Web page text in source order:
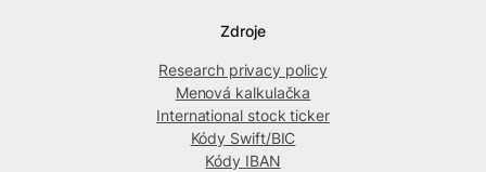
Zdroje
Research privacy policy
Menová kalkulačka
International stock ticker
Kódy Swift/BIC
Kódy IBAN